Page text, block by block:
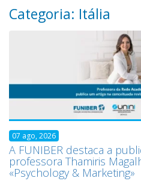
Categoria: Itália
07 ago, 2026
A FUNIBER destaca a
professora Thamiris
«Psychology & Marketing»